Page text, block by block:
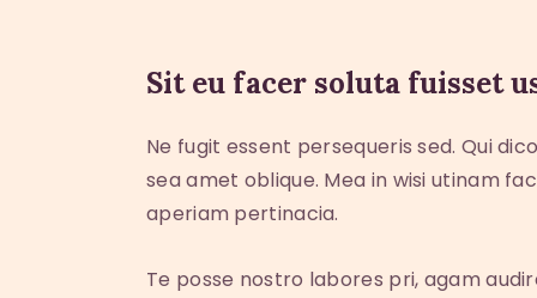
Sit eu facer soluta fuisset
Ne fugit essent persequeris sed. Qui
sea amet oblique. Mea in wisi utinam
aperiam pertinacia.
Te posse nostro labores pri, agam